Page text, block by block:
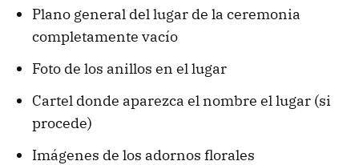
Plano general del lugar de la ceremonia
completamente vacío
Foto de los anillos en el lugar
Cartel donde aparezca el nombre el lugar (si
procede)
Imágenes de los adornos florales